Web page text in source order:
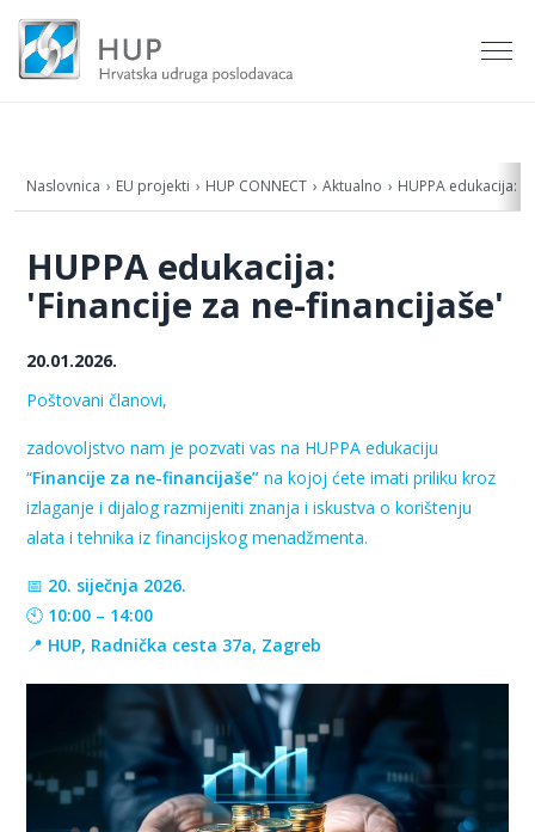
Naslovnica EU projekti HUP CONNECT Aktualno HUPPA edukacija:
HUPPA edukacija:
'Financije za ne-financijaše'
20.01.2026.
Poštovani članovi,
zadovoljstvo nam je pozvati vas na HUPPA edukaciju
“Financije za ne-financijaše” na kojoj ćete imati priliku kroz
izlaganje i dijalog razmijeniti znanja i iskustva o korištenju
alata i tehnika iz financijskog menadžmenta.
📅 20. siječnja 2026.
🕙 10:00 – 14:00
📍 HUP, Radnička cesta 37a, Zagreb